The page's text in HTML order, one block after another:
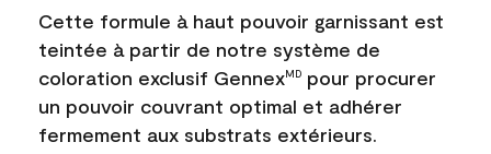
Cette formule à haut pouvoir garnissant est
teintée à partir de notre système de
coloration exclusif GennexMD pour procurer
un pouvoir couvrant optimal et adhérer
fermement aux substrats extérieurs.